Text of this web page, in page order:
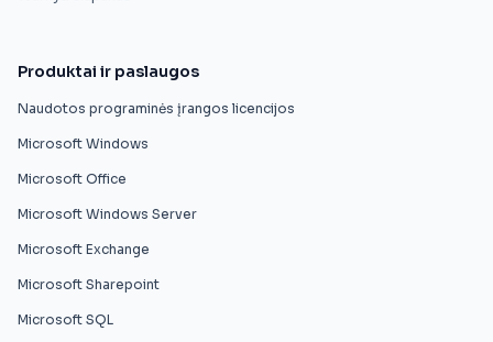
Produktai ir paslaugos
Naudotos programinės įrangos licencijos
Microsoft Windows
Microsoft Office
Microsoft Windows Server
Microsoft Exchange
Microsoft Sharepoint
Microsoft SQL